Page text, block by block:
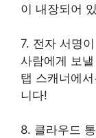
이 내장되어
7. 전자 서명
사람에게 보
탭 스캐너에
니다!
8. 클라우드